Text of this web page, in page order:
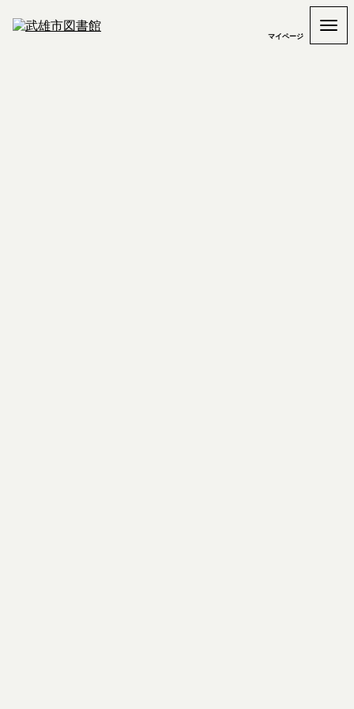
マイページ